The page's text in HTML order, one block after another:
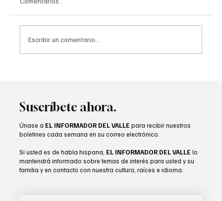
Escribir un comentario...
Suscríbete ahora.
Únase a EL INFORMADOR DEL VALLE para recibir nuestros
boletines cada semana en su correo electrónico.
Si usted es de habla hispana, EL INFORMADOR DEL VALLE lo
mantendrá informado sobre temas de interés para usted y su
familia y en contacto con nuestra cultura, raíces e idioma.